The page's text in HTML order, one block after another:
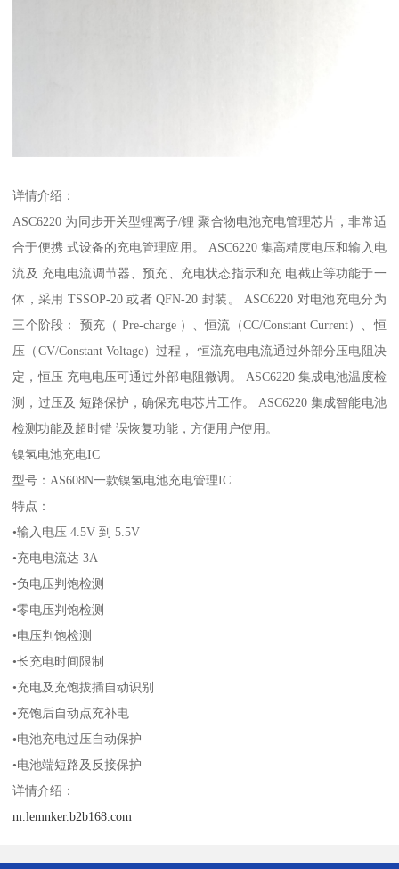
详情介绍：
ASC6220 为同步开关型锂离子/锂 聚合物电池充电管理芯片，非常适
合于便携 式设备的充电管理应用。 ASC6220 集高精度电压和输入电
流及 充电电流调节器、预充、充电状态指示和充 电截止等功能于一
体，采用 TSSOP-20 或者 QFN-20 封装。 ASC6220 对电池充电分为
三个阶段： 预充（ Pre-charge ）、恒流（CC/Constant Current）、恒
压（CV/Constant Voltage）过程， 恒流充电电流通过外部分压电阻决
定，恒压 充电电压可通过外部电阻微调。 ASC6220 集成电池温度检
测，过压及 短路保护，确保充电芯片工作。 ASC6220 集成智能电池
检测功能及超时错 误恢复功能，方便用户使用。
镍氢电池充电IC
型号：AS608N一款镍氢电池充电管理IC
特点：
•输入电压 4.5V 到 5.5V
•充电电流达 3A
•负电压判饱检测
•零电压判饱检测
•电压判饱检测
•长充电时间限制
•充电及充饱拔插自动识别
•充饱后自动点充补电
•电池充电过压自动保护
•电池端短路及反接保护
详情介绍：
m.lemnker.b2b168.com